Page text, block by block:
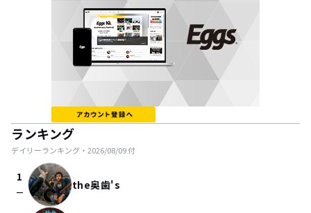
ランキング
デイリーランキング・ 2026/08/09付
1
check_indeterminate_small the奥歯's